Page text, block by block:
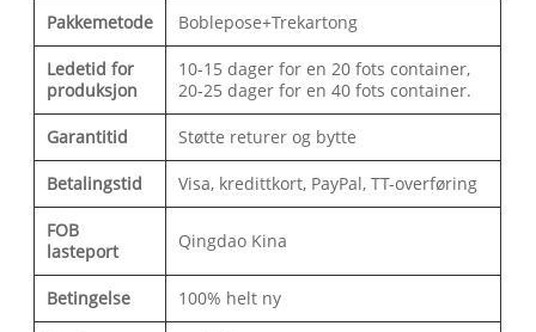
Pakkemetode Boblepose+Trekartong
Ledetid for
produksjon
10-15 dager for en 20 fots container,
20-25 dager for en 40 fots container.
Garantitid Støtte returer og bytte
Betalingstid Visa, kredittkort, PayPal, TT-overføring
FOB
lasteport
Qingdao Kina
Betingelse 100% helt ny